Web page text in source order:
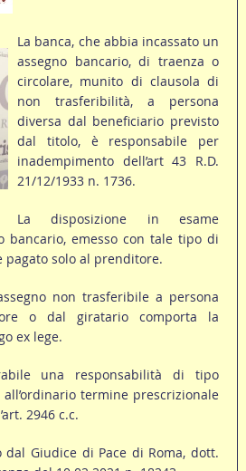
La banca, che abbia incassato un
assegno bancario, di traenza o
circolare, munito di clausola di
non trasferibilità, a persona
diversa dal beneficiario previsto
dal titolo, è responsabile per
inadempimento dell’art 43 R.D.
21/12/1933 n. 1736.
La disposizione in esame
bancario, emesso con tale tipo di
pagato solo al prenditore.
non trasferibile a persona
o dal giratario comporta la
ex lege.
una responsabilità di tipo
termine prescrizionale
2946 c.c.
dal Giudice di Pace di Roma, dott.